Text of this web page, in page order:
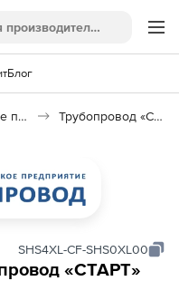
Блог
Строительное программное обеспечение Трубопровод «СТАРТ»
SHS4XL-CF-SHS0XL00
«СТАРТ»